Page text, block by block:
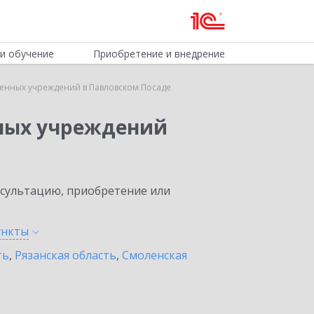
обучение Приобретение и внедрение
учреждений в Павловском Посаде
учреждений
приобретение или
, Рязанская область, Смоленская